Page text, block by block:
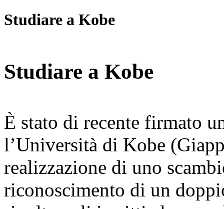
Studiare a Kobe
Studiare a Kobe
È stato di recente firmato
l’Università di Kobe
realizzazione di uno
riconoscimento di un